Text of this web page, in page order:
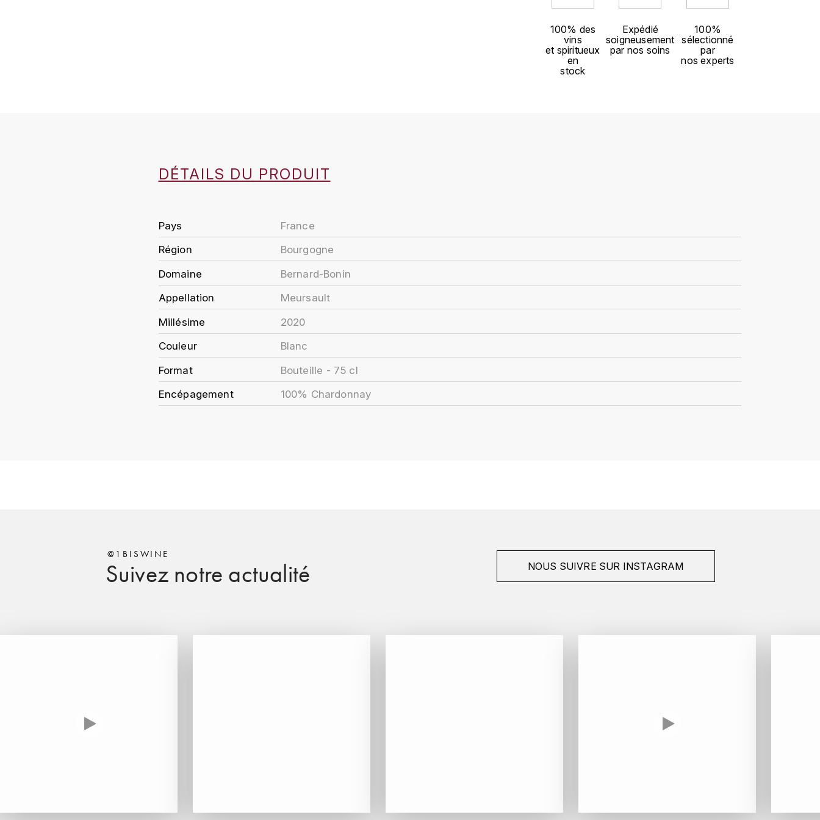
100% des
vins
et spiritueux
en
stock
Expédié
soigneusement
par nos soins
100%
sélectionné
par
nos experts
DÉTAILS DU PRODUIT
Pays
France
Région
Bourgogne
Domaine
Bernard-Bonin
Appellation
Meursault
Millésime
2020
Couleur
Blanc
Format
Bouteille - 75 cl
Encépagement
100% Chardonnay
Suivez notre actualité
@1BISWINE
NOUS SUIVRE SUR INSTAGRAM